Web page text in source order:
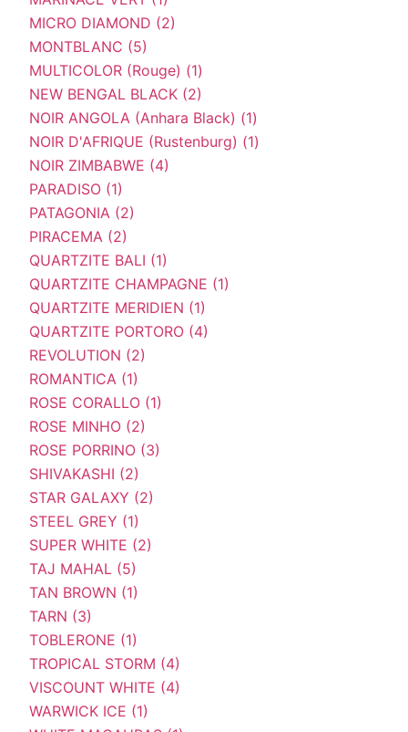
MICRO DIAMOND (2)
MONTBLANC (5)
MULTICOLOR (Rouge) (1)
NEW BENGAL BLACK (2)
NOIR ANGOLA (Anhara Black) (1)
NOIR D'AFRIQUE (Rustenburg) (1)
NOIR ZIMBABWE (4)
PARADISO (1)
PATAGONIA (2)
PIRACEMA (2)
QUARTZITE BALI (1)
QUARTZITE CHAMPAGNE (1)
QUARTZITE MERIDIEN (1)
QUARTZITE PORTORO (4)
REVOLUTION (2)
ROMANTICA (1)
ROSE CORALLO (1)
ROSE MINHO (2)
ROSE PORRINO (3)
SHIVAKASHI (2)
STAR GALAXY (2)
STEEL GREY (1)
SUPER WHITE (2)
TAJ MAHAL (5)
TAN BROWN (1)
TARN (3)
TOBLERONE (1)
TROPICAL STORM (4)
VISCOUNT WHITE (4)
WARWICK ICE (1)